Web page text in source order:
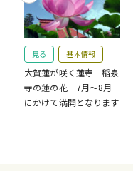
見る 基本情報
大賀蓮が咲く蓮寺 稲泉
寺の蓮の花 7月～8月
にかけて満開となります